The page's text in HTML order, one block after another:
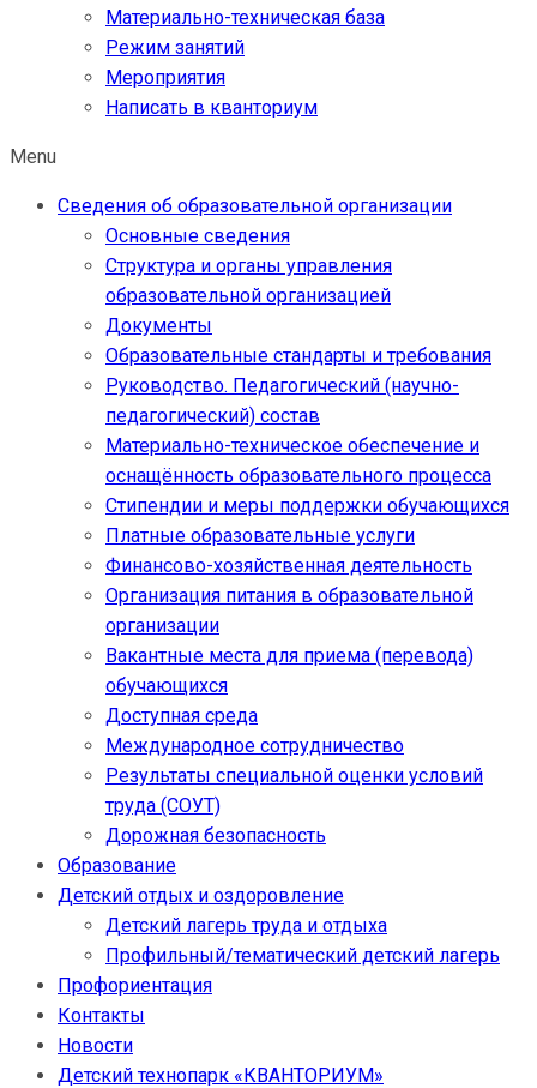
Материально-техническая база
Режим занятий
Мероприятия
Написать в кванториум
Menu
Сведения об образовательной организации
Основные сведения
Структура и органы управления
образовательной организацией
Документы
Образовательные стандарты и требования
Руководство. Педагогический (научно-
педагогический) состав
Материально-техническое обеспечение и
оснащённость образовательного процесса
Стипендии и меры поддержки обучающихся
Платные образовательные услуги
Финансово-хозяйственная деятельность
Организация питания в образовательной
организации
Вакантные места для приема (перевода)
обучающихся
Доступная среда
Международное сотрудничество
Результаты специальной оценки условий
труда (СОУТ)
Дорожная безопасность
Образование
Детский отдых и оздоровление
Детский лагерь труда и отдыха
Профильный/тематический детский лагерь
Профориентация
Контакты
Новости
Детский технопарк «КВАНТОРИУМ»